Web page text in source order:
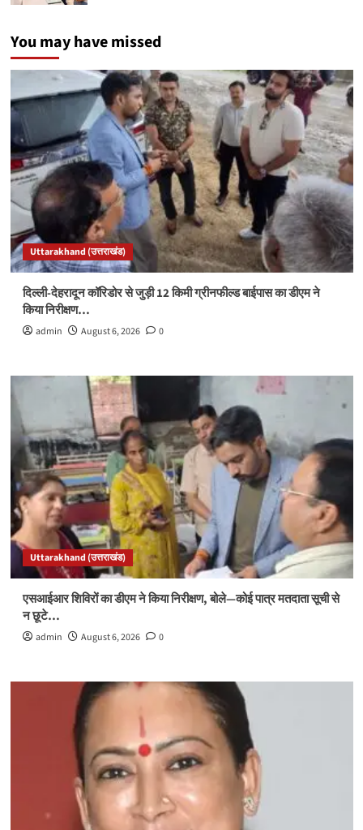
You may have missed
Uttarakhand (उत्तराखंड)
दिल्ली-देहरादून कॉरिडोर से जुड़ी 12 किमी ग्रीनफील्ड बाईपास का डीएम ने
किया निरीक्षण…
admin August 6, 2026 0
Uttarakhand (उत्तराखंड)
एसआईआर शिविरों का डीएम ने किया निरीक्षण, बोले—कोई पात्र मतदाता सूची से
न छूटे…
admin August 6, 2026 0